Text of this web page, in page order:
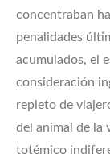
concentraban
penalidades
acumulados, el
consideración
repleto de
del animal de la
totémico